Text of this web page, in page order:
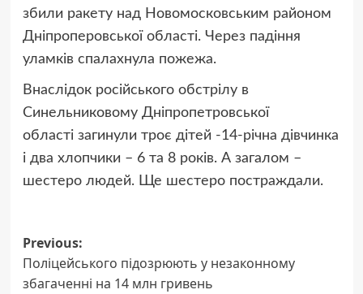
збили ракету над Новомосковським районом
Дніпроперовської області. Через падіння
уламків спалахнула пожежа.
Внаслідок російського обстрілу в
Синельниковому Дніпропетровської
області загинули троє дітей -14-річна дівчинка
і два хлопчики – 6 та 8 років. А загалом –
шестеро людей. Ще шестеро постраждали.
Post
navigation
Previous:
Поліцейського підозрюють у незаконному
збагаченні на 14 млн гривень